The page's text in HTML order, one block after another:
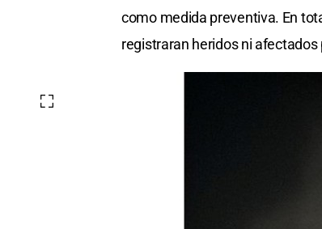
como medida preventiva. En
registraran heridos ni